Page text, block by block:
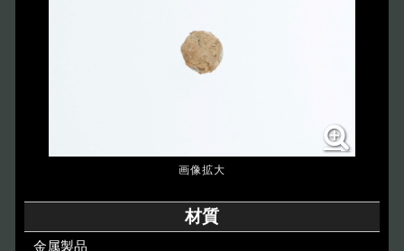
アクセス Access
材質
金属製品